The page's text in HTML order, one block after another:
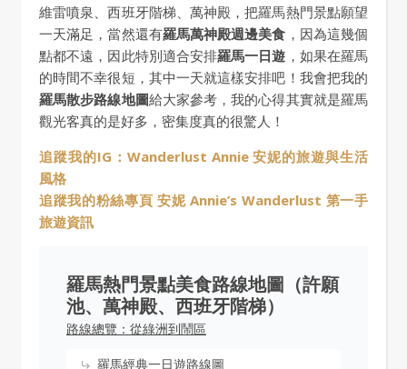
維雷噴泉、西班牙階梯、萬神殿，把羅馬熱門景點願望
一天滿足，當然還有羅馬萬神殿週邊美食 ，因為這幾個
點都不遠，因此特別適合安排羅馬一日遊 ，如果在羅馬
的時間不幸很短，其中一天就這樣安排吧！我會把我的
羅馬散步路線地圖給大家參考，我的心得其實就是羅馬
觀光客真的是好多，密集度真的很驚人！
追蹤我的IG：Wanderlust Annie 安妮的旅遊與生活
風格
追蹤我的粉絲專頁 安妮 Annie’s Wanderlust 第一手
旅遊資訊
羅馬熱門景點美食路線地圖（許願
池、萬神殿、西班牙階梯）
路線總覽：從綠洲到鬧區
羅馬經典一日遊路線圖